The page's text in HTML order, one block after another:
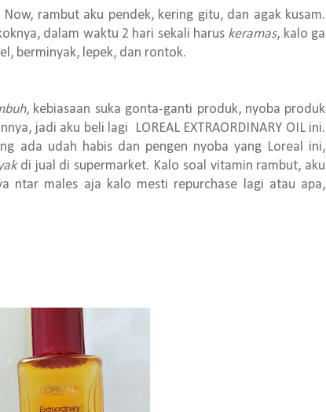
aku pendek, kering gitu, dan agak kusam.
dalam waktu 2 hari sekali harus keramas, kalo ga
berminyak, lepek, dan rontok.
, kebiasaan suka gonta-ganti produk, nyoba produk
jadi aku beli lagi LOREAL EXTRAORDINARY OIL ini.
ada udah habis dan pengen nyoba yang Loreal ini,
di jual di supermarket. Kalo soal vitamin rambut, aku
ntar males aja kalo mesti repurchase lagi atau apa,